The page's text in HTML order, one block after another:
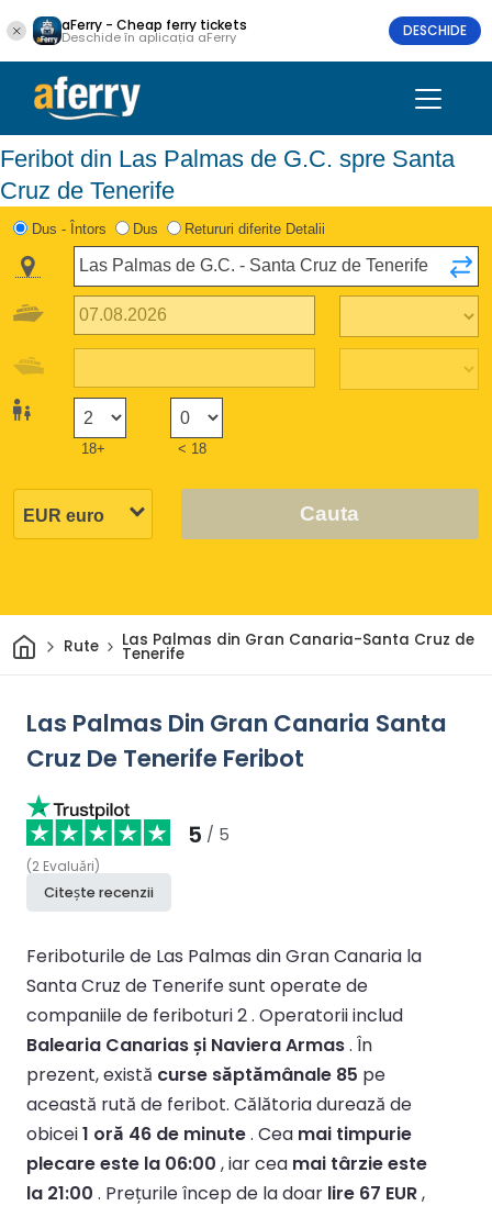
aFerry - Cheap ferry tickets
Deschide în aplicația aFerry DESCHIDE
Feribot din Las Palmas de G.C. spre Santa
Cruz de Tenerife
Dus - Întors Dus Retururi diferite Detalii
18+ < 18
Cauta
AcasăRute Las Palmas din Gran Canaria-Santa Cruz de
Tenerife
Las Palmas Din Gran Canaria Santa
Cruz De Tenerife Feribot
5 / 5
(2 Evaluări)
Citește recenzii
Feriboturile de Las Palmas din Gran Canaria la
Santa Cruz de Tenerife sunt operate de
companiile de feriboturi 2 . Operatorii includ
Balearia Canarias și Naviera Armas. În
prezent, există curse săptămânale 85 pe
această rută de feribot. Călătoria durează de
obicei1 oră 46 de minute. Cea mai timpurie
plecare este la 06:00 , iar cea mai târzie este
la 21:00 . Prețurile încep de la doar lire 67 EUR,